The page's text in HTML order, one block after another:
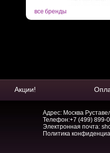
все бренды
Акции!
Адрес: Москва
Телефон:+7 (499) 899-
Электронная почта:
Политика